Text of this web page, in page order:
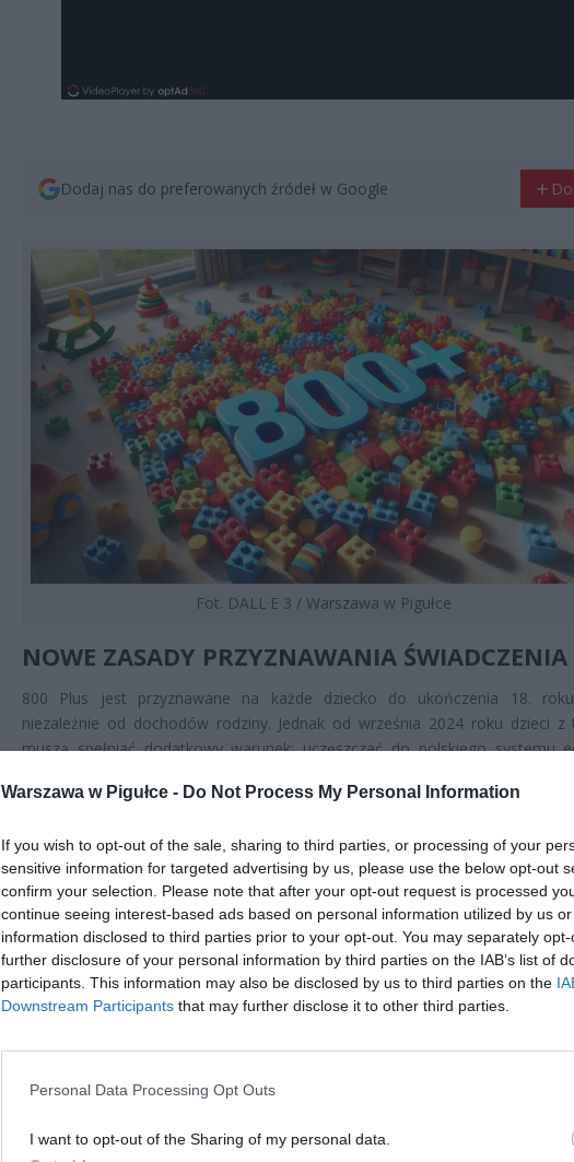
Warszawa w Pigułce - Do Not Process My Personal Information
If you wish to opt-out of the sale, sharing to third parties, or processing of your
sensitive information for targeted advertising by us, please use the below opt-out
confirm your selection. Please note that after your opt-out request is processed
continue seeing interest-based ads based on personal information utilized by us
information disclosed to third parties prior to your opt-out. You may separately
further disclosure of your personal information by third parties on the IAB’s list of
participants. This information may also be disclosed by us to third parties on the
Downstream Participants that may further disclose it to other third parties.
Personal Data Processing Opt Outs
I want to opt-out of the Sharing of my personal data.
Dodaj nas do preferowanych źródeł w Google
Fot. DALL·E 3 / Warszawa w Pigułce
NOWE ZASADY PRZYZNAWANIA ŚWIADCZENIA
800 Plus jest przyznawane na każde dziecko do ukończenia 18.
niezależnie od dochodów rodziny. Jednak od września 2024 roku dzieci z
muszą spełniać dodatkowy warunek: uczęszczać do polskiego systemu
ad